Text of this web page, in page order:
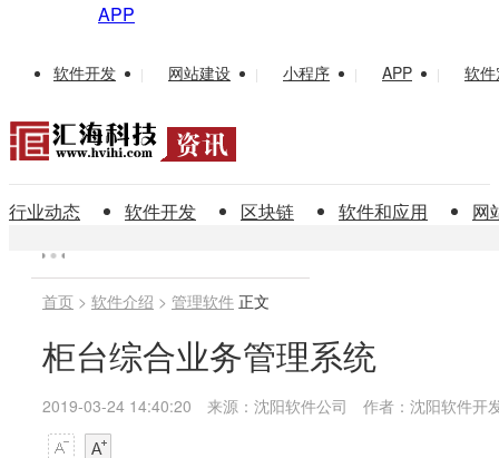
APP
软件开发 | 网站建设 | 小程序 | APP | 软
行业动态 软件开发 区块链 软件和应用 网
首页 > 软件介绍 > 管理软件 正文
柜台综合业务管理系统
2019-03-24 14:40:20 来源：沈阳软件公司 作者：沈阳软件开